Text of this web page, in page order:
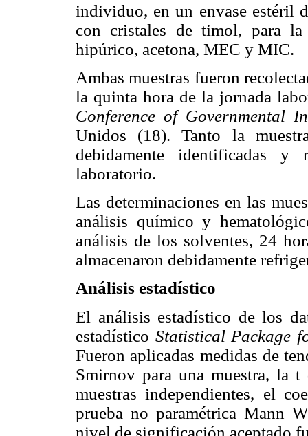
individuo, en un envase estéril
con cristales de timol, para
hipúrico, acetona, MEC y MIC.
Ambas muestras fueron
la quinta hora de la jornada
Conference of Governmental
Unidos (18). Tanto la
debidamente identificadas
laboratorio.
Las determinaciones en las
análisis químico y
análisis de los solventes, 24
almacenaron debidamente
Análisis estadístico
El análisis estadístico de los
estadístico Statistical Package
Fueron aplicadas medidas de
Smirnov para una muestra, la
muestras independientes, el
prueba no paramétrica Mann
nivel de significación aceptado